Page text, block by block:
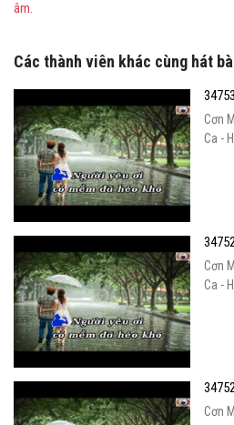
âm.
Các thành viên khác cùng hát
Cơn
Ca -
Cơn
Ca -
Cơn